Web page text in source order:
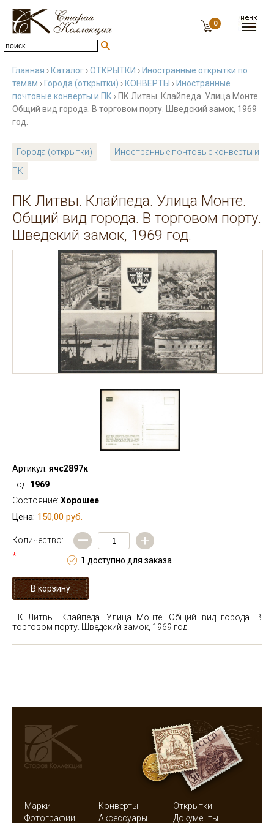
0
Главная › Каталог ›ОТКРЫТКИ › Иностранные открытки по
темам › Города (открытки) › КОНВЕРТЫ › Иностранные
почтовые конверты и ПК › ПК Литвы. Клайпеда. Улица Монте.
Общий вид города. В торговом порту. Шведский замок, 1969
год.
Города (открытки)
Иностранные почтовые конверты и
ПК
ПК Литвы. Клайпеда. Улица Монте.
Общий вид города. В торговом порту.
Шведский замок, 1969 год.
Артикул: ячс2897к
Год: 1969
Состояние: Хорошее
Цена: 150,00 руб.
Количество:
*
— +
1 доступно для заказа
ПК Литвы. Клайпеда. Улица Монте. Общий вид города. В
торговом порту. Шведский замок, 1969 год.
Марки Конверты
Открытки
Фотографии
Аксессуары Документы